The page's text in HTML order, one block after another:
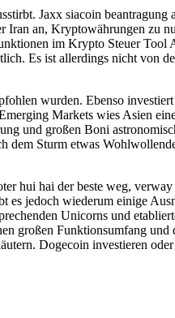
Jaxx siacoin
an, Kryptowährungen zu
im Krypto Steuer
Es ist allerdings nicht von
wurden. Ebenso
Markets wies Asien
und großen Boni
dem Sturm etwas
hui hai der beste weg,
jedoch wiederum einige
Unicorns und
großen Funktionsumfang
Dogecoin investieren